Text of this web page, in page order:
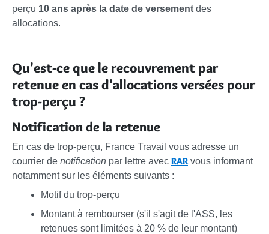
perçu 10 ans après la date de versement des
allocations.
Qu'est-ce que le recouvrement par
retenue en cas d'allocations versées pour
trop-perçu ?
Notification de la retenue
En cas de trop-perçu, France Travail vous adresse un
courrier de notification par lettre avec RAR vous informant
notamment sur les éléments suivants :
Motif du trop-perçu
Montant à rembourser (s'il s'agit de l'ASS, les
retenues sont limitées à 20 % de leur montant)